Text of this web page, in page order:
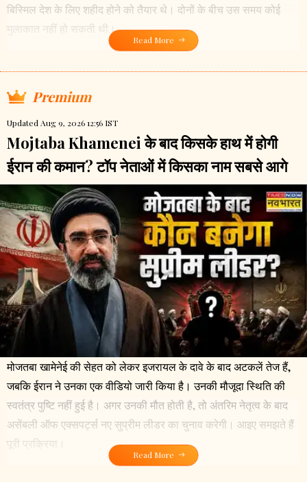
बिस्मिल देश के लिए शहीद होने को तैयार थे। दोनों के बीच उस समय कोई
मुलाकात नहीं हो सकती थी।
Read More
Premium
Updated Aug 9, 2026 12:56 IST
Mojtaba Khamenei के बाद किसके हाथ में होगी
ईरान की कमान? टॉप नेताओं में किसका नाम सबसे आगे
मोजतबा खामेनेई की सेहत को लेकर इजरायल के दावे के बाद अटकलें तेज हैं,
जबकि ईरान ने उनका एक वीडियो जारी किया है। उनकी मौजूदा स्थिति की
स्वतंत्र पुष्टि नहीं हुई है। अगर उनकी मौत होती है, तो अंतरिम नेतृत्व के बाद
असेंबली ऑफ एक्सपर्ट्स नए सुप्रीम लीडर का चुनाव करेगी। आइए समझते हैं
पूरी प्रक्रिया।
Read More